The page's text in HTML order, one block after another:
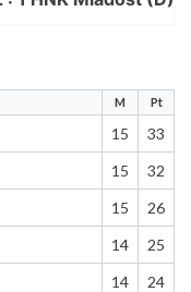
M Pt
15 33
15 32
15 26
14 25
14 24